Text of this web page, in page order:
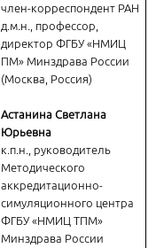
член-корреспондент РАН
д.м.н., профессор,
директор ФГБУ «НМИЦ
ПМ» Минздрава России
(Москва, Россия)
Астанина Светлана
Юрьевна
к.п.н., руководитель
Методического
аккредитационно-
симуляционного центра
ФГБУ «НМИЦ ТПМ»
Минздрава России